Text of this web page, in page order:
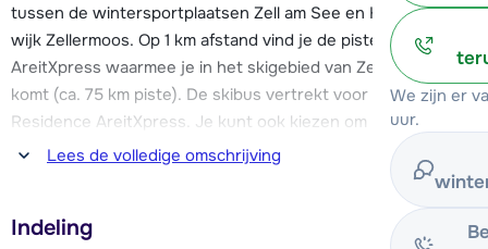
We zijn er
uur.
tussen de wintersportplaatsen Zell am See en Kaprun, in de
wijk Zellermoos. Op 1 km afstand vind je de piste en de skilift
AreitXpress waarmee je in het skigebied van Zell am See in
komt (ca. 75 km piste). De skibus vertrekt voor de deur van
Residence AreitXpress. Je kunt ook kiezen om het
Pinzgauer treintje te nemen die voor de deur stopt en bijna
ieder uur naar de AreitXpress rijdt. De Maiskogelbahn (ca. 20
km piste) in Kaprun is gelegen op ca. 5 km afstand en de
Kitzsteinhorngletsjer (ca. 40 km piste) ligt op 11,5 km afstand.
Lees de volledige omschrijving
Indeling